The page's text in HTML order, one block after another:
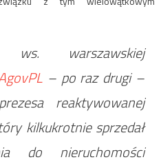
ws. warszawskiej
– po raz drugi –
reaktywowanej
kilkukrotnie sprzedał
do nieruchomości